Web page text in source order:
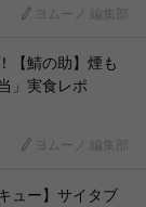
ヨムーノ 編集部
【鯖の助】煙も
」実食レポ
ヨムーノ 編集部
ュー】サイタブ